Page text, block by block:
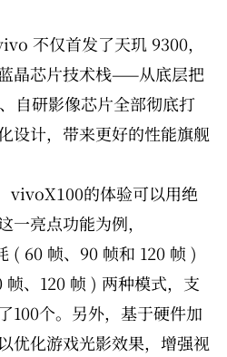
不仅首发了天玑 9300，
晶芯片技术栈——从底层把
自研影像芯片全部彻底打
设计，带来更好的性能旗舰
vivoX100的体验可以用绝
亮点功能为例，
( 60 帧、90 帧和 120 帧 )
、120 帧 ) 两种模式，支
100个。另外，基于硬件加
优化游戏光影效果，增强视